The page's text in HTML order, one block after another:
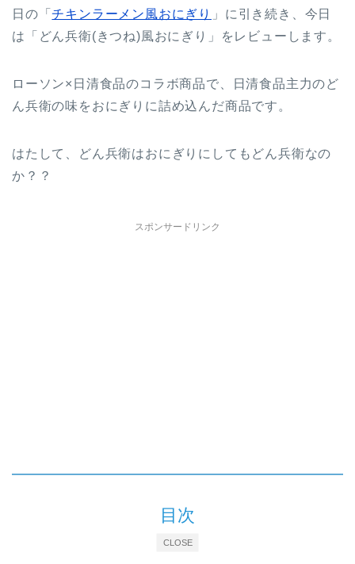
日の「チキンラーメン風おにぎり
」に引き続き、今日
は「どん兵衛(きつね)風おにぎり」をレビューします。
ローソン×日清食品のコラボ商品で、日清食品主力のど
ん兵衛の味をおにぎりに詰め込んだ商品です。
はたして、どん兵衛はおにぎりにしてもどん兵衛なの
か？？
スポンサードリンク
CLOSE
目次